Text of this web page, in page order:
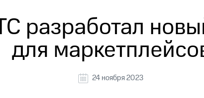
разработал
для
24 ноября 2023